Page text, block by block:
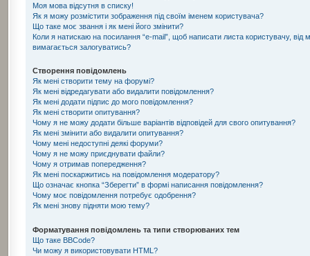
Моя мова відсутня в списку!
Як я можу розмістити зображення під своїм іменем користувача?
Що таке моє звання і як мені його змінити?
Коли я натискаю на посилання “e-mail”, щоб написати листа користувачу, від
вимагається залогуватись?
Створення повідомлень
Як мені створити тему на форумі?
Як мені відредагувати або видалити повідомлення?
Як мені додати підпис до мого повідомлення?
Як мені створити опитування?
Чому я не можу додати більше варіантів відповідей для свого опитування?
Як мені змінити або видалити опитування?
Чому мені недоступні деякі форуми?
Чому я не можу приєднувати файли?
Чому я отримав попередження?
Як мені поскаржитись на повідомлення модератору?
Що означає кнопка “Зберегти” в формі написання повідомлення?
Чому моє повідомлення потребує одобрення?
Як мені знову підняти мою тему?
Форматування повідомлень та типи створюваних тем
Що таке BBCode?
Чи можу я використовувати HTML?